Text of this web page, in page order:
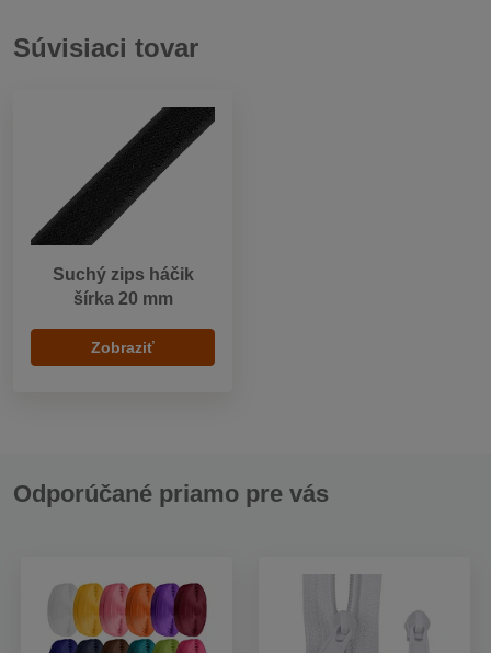
Súvisiaci tovar
Suchý zips háčik
šírka 20 mm
Zobraziť
Odporúčané priamo pre vás